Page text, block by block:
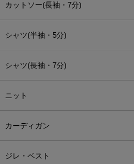
カットソー(長袖・7分)
シャツ(半袖・5分)
シャツ(長袖・7分)
ニット
カーディガン
ジレ・ベスト